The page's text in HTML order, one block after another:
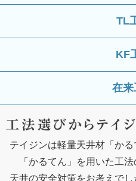
TL
KF
在来
テイジンは軽量天井材「かる
「かるてん」を用いた工
天井の安全対策をお考えで